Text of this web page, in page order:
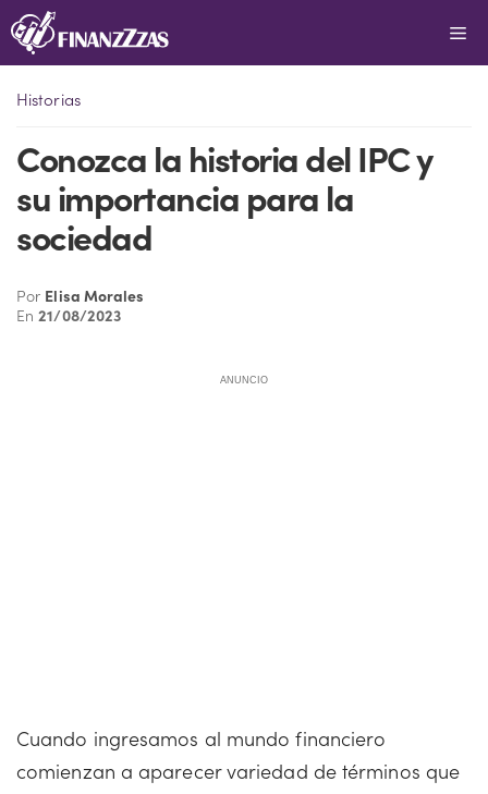
Saltar
al
Historias
Conozca la historia del IPC y
su importancia para la
sociedad
Por Elisa Morales
En21/08/2023
ANUNCIO
Cuando ingresamos al mundo financiero
comienzan a aparecer variedad de términos que